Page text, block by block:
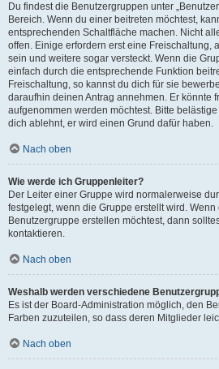
Du findest die Benutzergruppen unter
Bereich. Wenn du einer beitreten möchtest,
entsprechenden Schaltfläche machen. Nicht
offen. Einige erfordern erst eine Freischaltung,
sein und weitere sogar versteckt. Wenn die
einfach durch die entsprechende Funktion
Freischaltung, so kannst du dich für sie
daraufhin deinen Antrag annehmen. Er könnte
aufgenommen werden möchtest. Bitte
dich ablehnt, er wird einen Grund dafür haben.
Nach oben
Wie werde ich Gruppenleiter?
Der Leiter einer Gruppe wird normalerweise
festgelegt, wenn die Gruppe erstellt wird.
Benutzergruppe erstellen möchtest, dann
kontaktieren.
Nach oben
Weshalb werden verschiedene
Es ist der Board-Administration möglich, den
Farben zuzuteilen, so dass deren Mitglieder
Nach oben